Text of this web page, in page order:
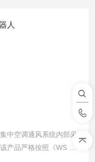
中空调通风系统内部采
产品严格按照《WS 10